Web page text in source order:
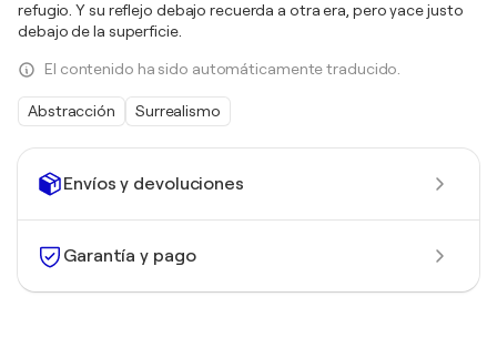
Envíos y devoluciones
Garantía y pago
refugio. Y su reflejo debajo recuerda a otra era, pero yace justo
debajo de la superficie.
El contenido ha sido automáticamente traducido.
Abstracción Surrealismo